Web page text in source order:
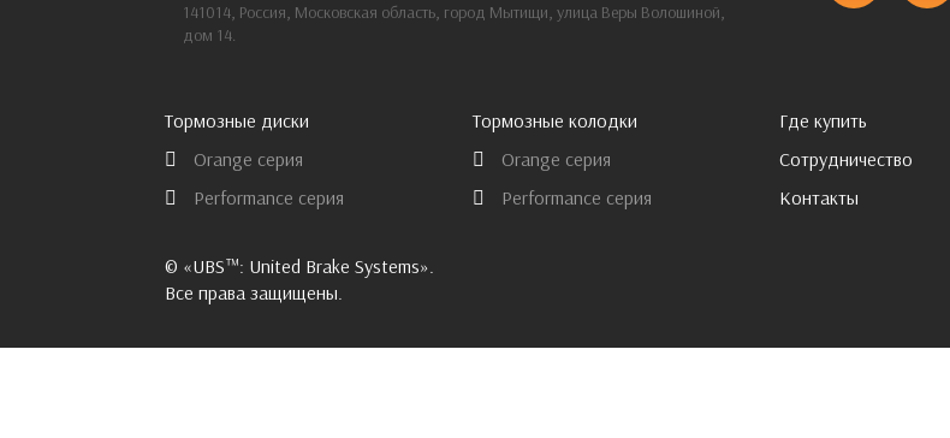
141014, Россия, Московская область, город Мытищи, улица Веры Волошиной,
дом 14.
Тормозные диски
Orange серия
Performance серия
Тормозные колодки
Orange серия
Performance серия
Где купить
Сотрудничество
Контакты
© «UBS™: United Brake Systems».
Все права защищены.